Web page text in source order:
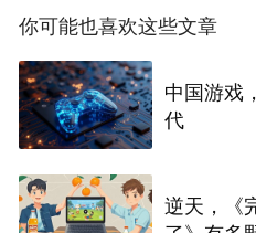
你可能也喜欢这些文章
中国游戏
代
逆天，《